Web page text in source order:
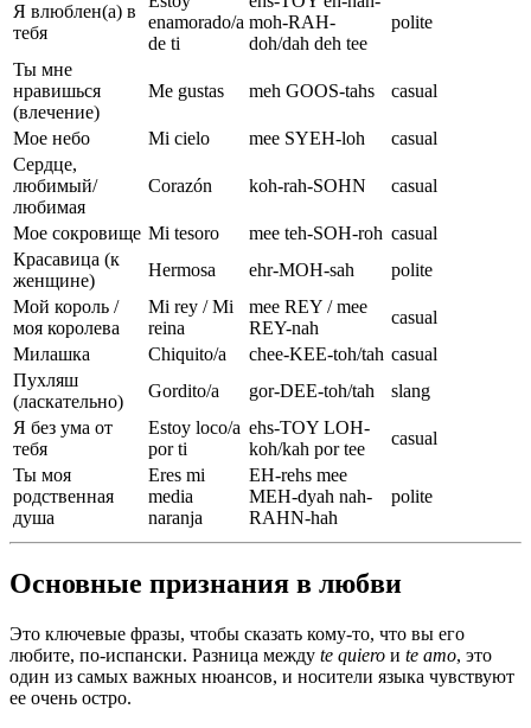
Я влюблен(а) в
тебя
enamorado/a
de ti
moh-RAH-
doh/dah deh tee
polite
Ты мне
нравишься
(влечение)
Me gustas meh GOOS-tahs casual
Мое небо Mi cielo mee SYEH-loh
casual
Сердце,
любимый/
любимая
Corazón koh-rah-SOHN casual
Мое сокровище Mi tesoro mee teh-SOH-roh casual
Красавица (к
женщине)
Hermosa ehr-MOH-sah
polite
Мой король /
моя королева
Mi rey / Mi
reina
mee REY / mee
REY-nah
casual
Милашка
Chiquito/a chee-KEE-toh/tah casual
Пухляш
(ласкательно)
Gordito/a gor-DEE-toh/tah
slang
Я без ума от
тебя
Estoy loco/a
por ti
ehs-TOY LOH-
koh/kah por tee
casual
Ты моя
родственная
душа
Eres mi
media
naranja
EH-rehs mee
MEH-dyah nah-
RAHN-hah
polite
Основные признания в любви
Это ключевые фразы, чтобы сказать кому-то, что вы его
любите, по-испански. Разница между te quiero и te amo, это
один из самых важных нюансов, и носители языка чувствуют
ее очень остро.